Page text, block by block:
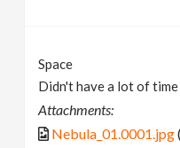
Space
Didn't have a lot of
Attachments:
Nebula_01.0001.jpg